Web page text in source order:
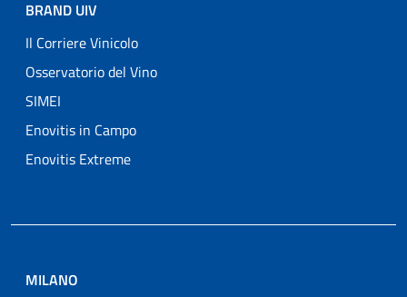
BRAND UIV
Il Corriere Vinicolo
Osservatorio del Vino
SIMEI
Enovitis in Campo
Enovitis Extreme
MILANO